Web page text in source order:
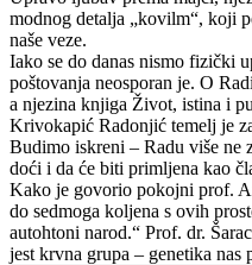
modnog detalja „kovilm“, koji
naše veze.
Iako se do danas nismo fizički
poštovanja neosporan je. O
a njezina knjiga Život, istina i
Krivokapić Radonjić temelj je
Budimo iskreni – Radu više ne
doći i da će biti primljena kao
Kako je govorio pokojni prof.
do sedmoga koljena s ovih
autohtoni narod.“ Prof. dr.
jest krvna grupa – genetika nas